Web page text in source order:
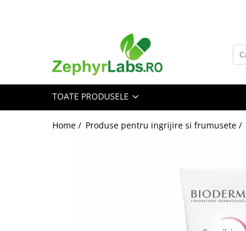
Alimentatie sanatoasa
TOATE PRODUSELE
Home / Produse pentru ingrijire si frumusete /